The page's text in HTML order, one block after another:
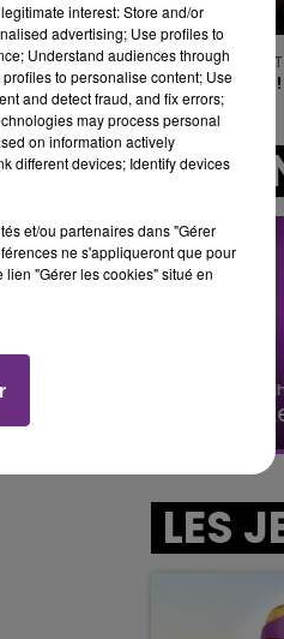
de
OUTKAST
Hey Ya!
A
Le
LES
interest: Store and/or
advertising; Use profiles to
Understand audiences through
to personalise content; Use
and detect fraud, and fix errors;
may process personal
on information actively
different devices; Identify devices
et/ou partenaires dans "Gérer
ne s'appliqueront que pour
"Gérer les cookies" situé en